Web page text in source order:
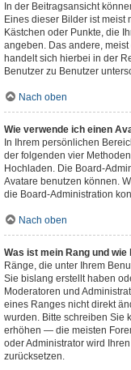
In der Beitragsansicht
Eines dieser Bilder ist meist
Kästchen oder Punkte, die
angeben. Das andere,
handelt sich hierbei in der
Benutzer zu Benutzer
Nach oben
Wie verwende ich einen
In Ihrem persönlichen
der folgenden vier
Hochladen. Die Board-
Avatare benutzen können.
die Board-Administration
Nach oben
Was ist mein Rang und
Ränge, die unter Ihrem
Sie bislang erstellt haben
Moderatoren und
eines Ranges nicht direkt
wurden. Bitte schreiben Sie
erhöhen — die meisten
oder Administrator wird
zurücksetzen.